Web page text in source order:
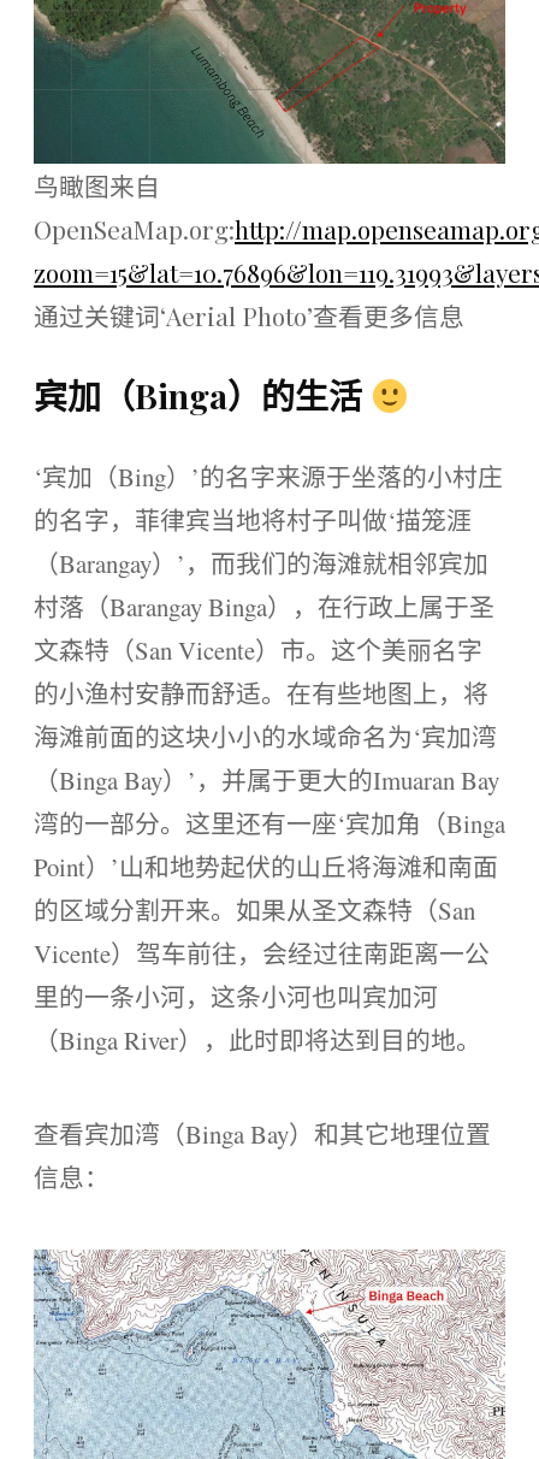
鸟瞰图来自
OpenSeaMap.org:http://
通过关键词‘Aerial Photo’查看更多信息
宾加（Binga）的生活
‘宾加（Bing）’的名字来源于坐落的小村庄
的名字，菲律宾当地将村子叫做‘描笼涯
（Barangay）’，而我们的海滩就相邻宾加
村落（Barangay Binga），在行政上属于圣
文森特（San Vicente）市。这个美丽名字
的小渔村安静而舒适。在有些地图上，将
海滩前面的这块小小的水域命名为‘宾加湾
（Binga Bay）’，并属于更大的Imuaran Bay
湾的一部分。这里还有一座‘宾加角（Binga
Point）’山和地势起伏的山丘将海滩和南面
的区域分割开来。如果从圣文森特（San
Vicente）驾车前往，会经过往南距离一公
里的一条小河，这条小河也叫宾加河
（Binga River），此时即将达到目的地。
查看宾加湾（Binga Bay）和其它地理位置
信息：